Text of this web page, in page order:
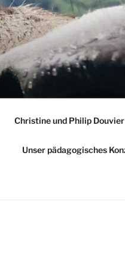
Christine und Philip Douvier
Unser pädagogisches